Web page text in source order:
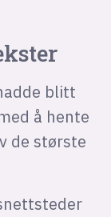
blitt
å hente
de største